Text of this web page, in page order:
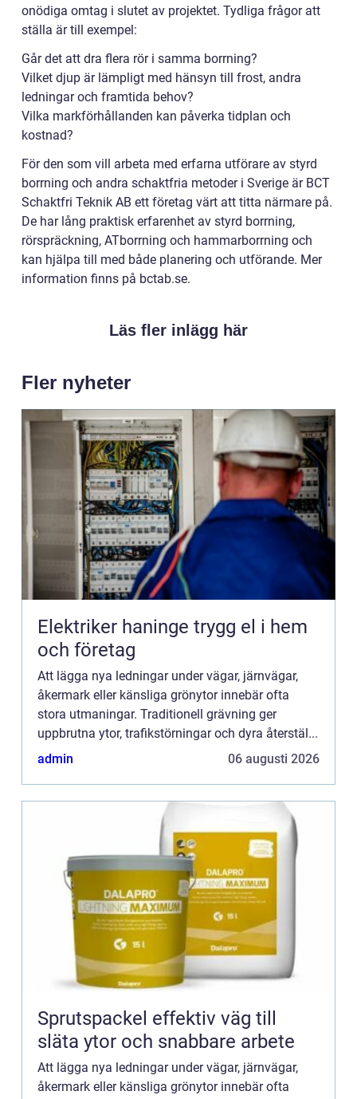
onödiga omtag i slutet av projektet. Tydliga frågor att
ställa är till exempel:
Går det att dra flera rör i samma borrning?
Vilket djup är lämpligt med hänsyn till frost, andra
ledningar och framtida behov?
Vilka markförhållanden kan påverka tidplan och
kostnad?
För den som vill arbeta med erfarna utförare av styrd
borrning och andra schaktfria metoder i Sverige är BCT
Schaktfri Teknik AB ett företag värt att titta närmare på.
De har lång praktisk erfarenhet av styrd borrning,
rörspräckning, ATborrning och hammarborrning och
kan hjälpa till med både planering och utförande. Mer
information finns på bctab.se.
Läs fler inlägg här
Fler nyheter
Elektriker haninge trygg el i hem
och företag
Att lägga nya ledningar under vägar, järnvägar,
åkermark eller känsliga grönytor innebär ofta
stora utmaningar. Traditionell grävning ger
uppbrutna ytor, trafikstörningar och dyra återstäl...
admin
06 augusti 2026
Sprutspackel effektiv väg till
släta ytor och snabbare arbete
Att lägga nya ledningar under vägar, järnvägar,
åkermark eller känsliga grönytor innebär ofta